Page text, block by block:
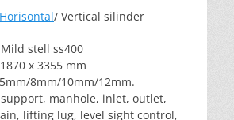
Horisontal/ Vertical silinder
stell ss400
x 3355 mm
8mm/10mm/12mm.
support, manhole, inlet, outlet,
lifting lug, level sight control,